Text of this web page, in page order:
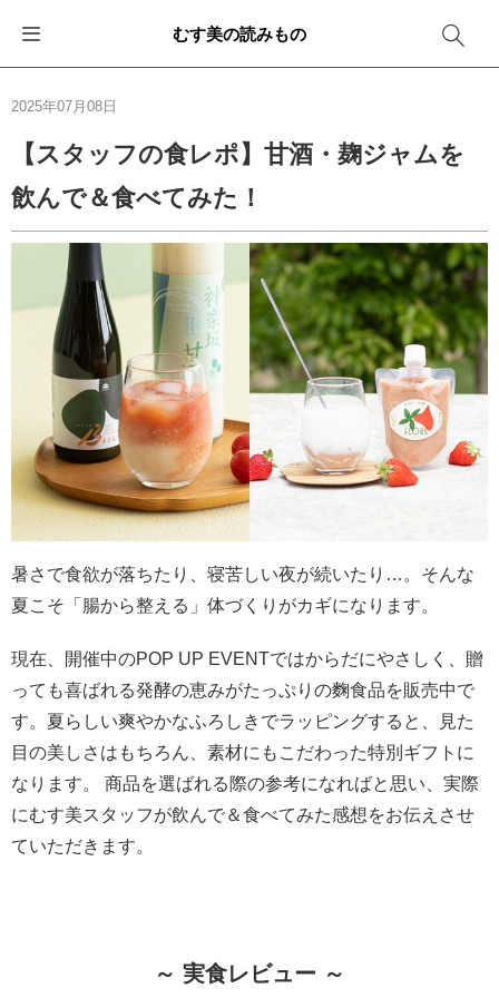
むす美の読みもの
2025年07月08日
【スタッフの食レポ】甘酒・麹ジャムを
飲んで＆食べてみた！
暑さで食欲が落ちたり、寝苦しい夜が続いたり…。そんな
夏こそ「腸から整える」体づくりがカギになります。
現在、開催中のPOP UP EVENTではからだにやさしく、贈
っても喜ばれる発酵の恵みがたっぷりの麴食品を販売中で
す。夏らしい爽やかなふろしきでラッピングすると、見た
目の美しさはもちろん、素材にもこだわった特別ギフトに
なります。 商品を選ばれる際の参考になればと思い、実際
にむす美スタッフが飲んで＆食べてみた感想をお伝えさせ
ていただきます。
～ 実食レビュー ～
イベント・キャンペーン
新商品
メディア情報
その他
エコバッグ
おしゃれコーデバッグ
収納にもなるバッグ
箱を包む
お酒を包む
一番人気「花包み」
簡単「バッグアレンジ」
その他
ファッション
インテリア
アウトドア
雨の日
ママ・子育て
旅行
防災
卒業・入学
退職・異動
出産
海外の方へ